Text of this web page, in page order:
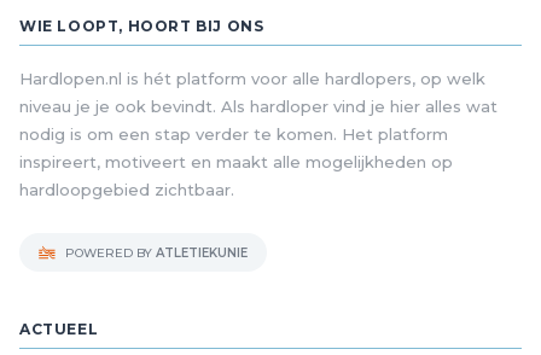
WIE LOOPT, HOORT BIJ ONS
Hardlopen.nl is hét platform voor alle hardlopers, op welk
niveau je je ook bevindt. Als hardloper vind je hier alles wat
nodig is om een stap verder te komen. Het platform
inspireert, motiveert en maakt alle mogelijkheden op
hardloopgebied zichtbaar.
POWERED BY ATLETIEKUNIE
ACTUEEL